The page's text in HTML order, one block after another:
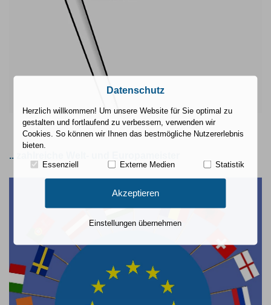
.. zahlreiche Welt- und Europameister
Datenschutz
Herzlich willkommen! Um unsere Website für Sie optimal zu
gestalten und fortlaufend zu verbessern, verwenden wir
Cookies. So können wir Ihnen das bestmögliche Nutzererlebnis
bieten.
Essenziell Externe Medien Statistik
Akzeptieren
Einstellungen übernehmen